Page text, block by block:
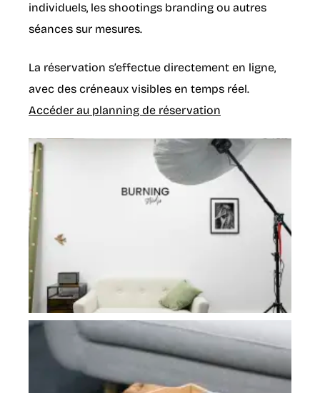
individuels, les shootings branding ou autres
séances sur mesures.
La réservation s’effectue directement en ligne,
avec des créneaux visibles en temps réel.
Accéder au planning de réservation